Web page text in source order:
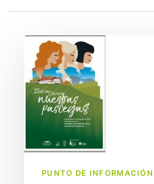
concurso
Nuestras
Pasiegas
está
vuelta!
PUNTO DE INFORMACIÓN